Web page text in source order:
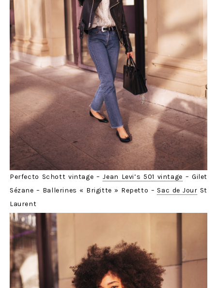
Perfecto Schott vintage –Jean Levi’s 501 vintage – Gilet
Sézane – Ballerines « Brigitte » Repetto – Sac de Jour St
Laurent